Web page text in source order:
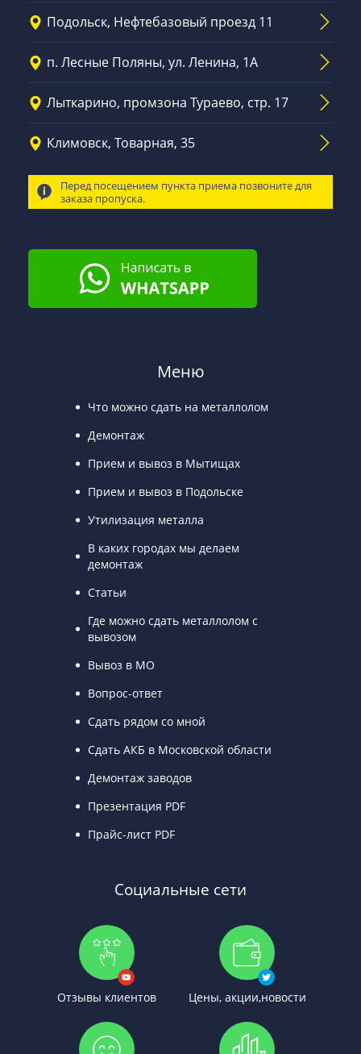
Подольск, Нефтебазовый проезд 11
п. Лесные Поляны, ул. Ленина, 1А
Лыткарино, промзона Тураево, стр. 17
Климовск, Товарная, 35
Перед посещением пункта приема позвоните для
заказа пропуска.
Меню
Что можно сдать на металлолом
Демонтаж
Прием и вывоз в Мытищах
Прием и вывоз в Подольске
Утилизация металла
В каких городах мы делаем
демонтаж
Статьи
Где можно сдать металлолом с
вывозом
Вывоз в МО
Вопрос-ответ
Сдать рядом со мной
Сдать АКБ в Московской области
Демонтаж заводов
Презентация PDF
Прайс-лист PDF
Социальные сети
Отзывы клиентов Цены, акции,новости